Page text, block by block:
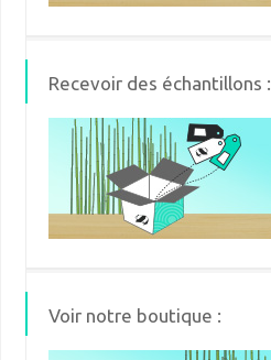
Recevoir des échantillons :
Voir notre boutique :